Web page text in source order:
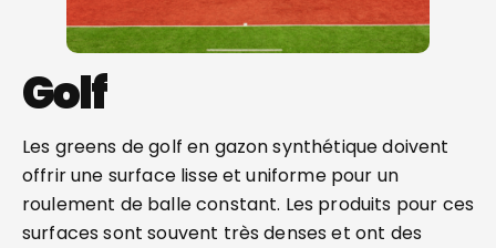
Golf
Les greens de golf en gazon synthétique doivent
offrir une surface lisse et uniforme pour un
roulement de balle constant. Les produits pour ces
surfaces sont souvent très denses et ont des